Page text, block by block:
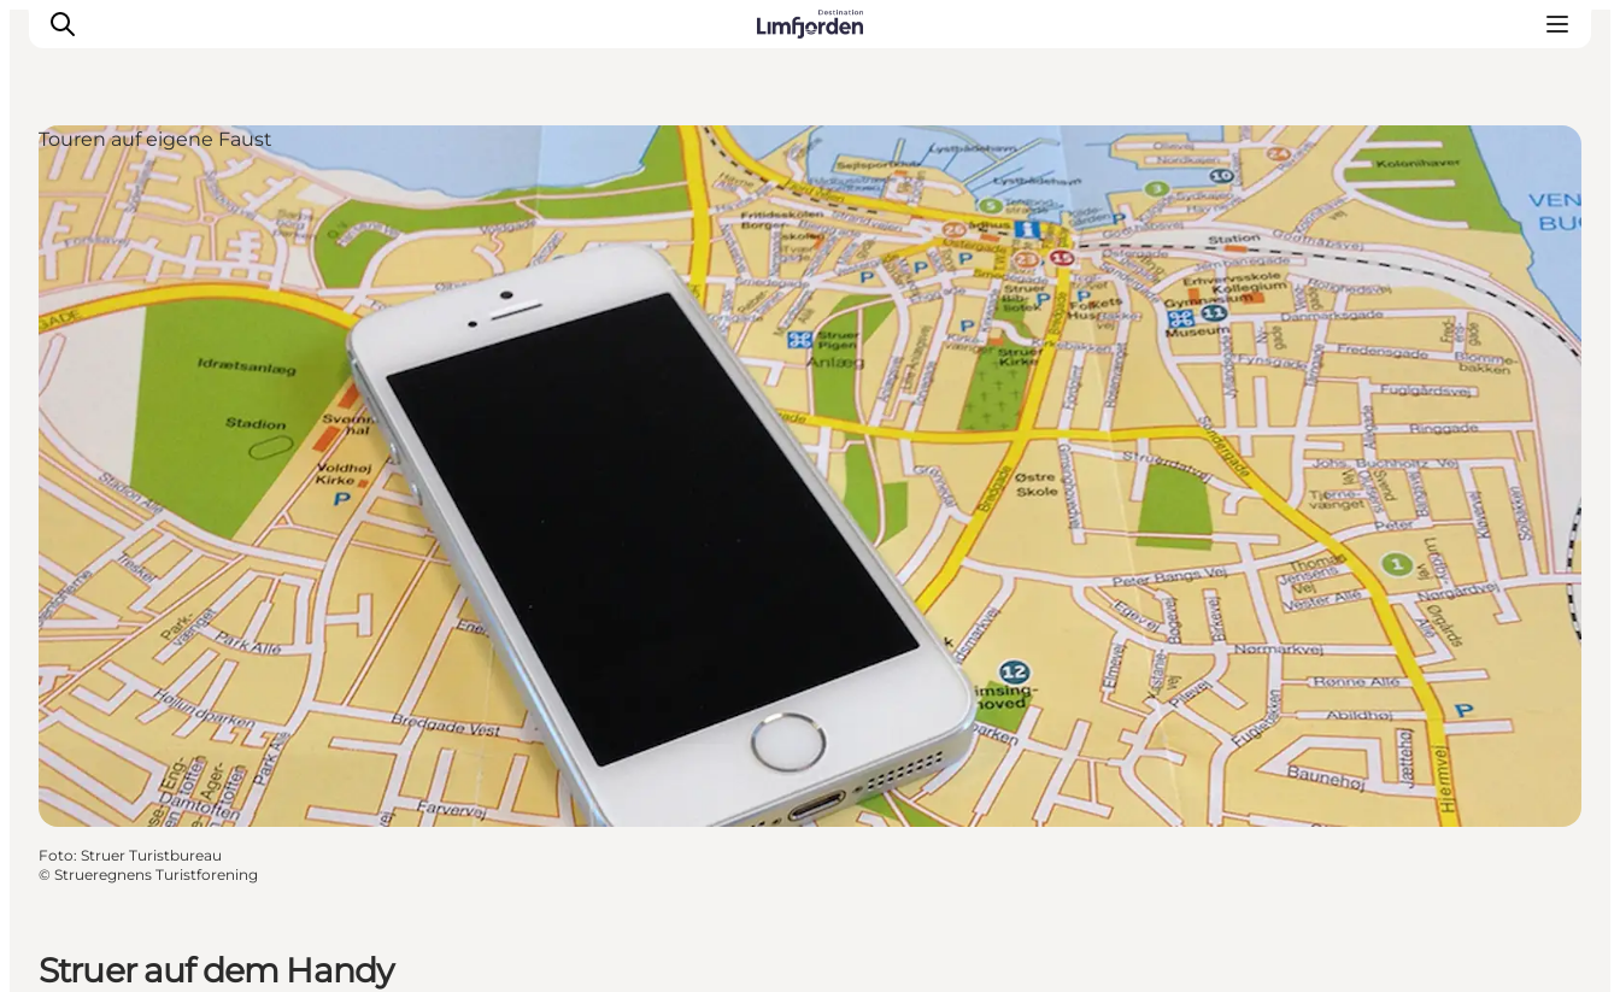
Struer auf dem Handy
Touren auf eigene Faust
Foto: Struer Turistbureau
© Strueregnens Turistforening